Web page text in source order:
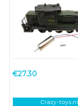
€27.30
Crazy-toys.nl